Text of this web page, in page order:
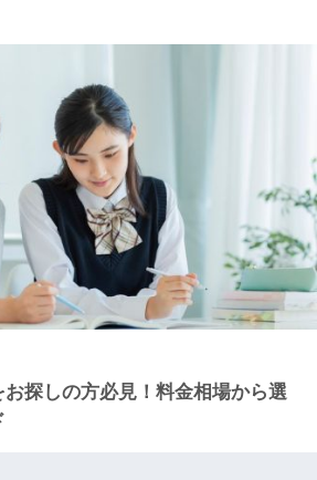
探しの方必見！料金相場から選